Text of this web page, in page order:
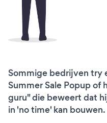
Sommige bedrijven try
Summer Sale Popup of
guru" die beweert dat
in 'no time' kan bouwen.